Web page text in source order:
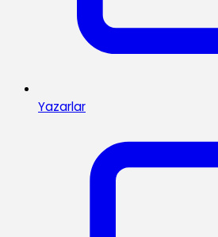
Yazarlar